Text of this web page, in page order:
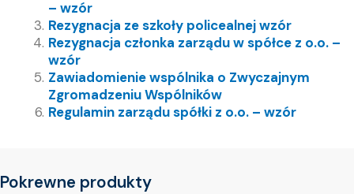
– wzór
Rezygnacja ze szkoły policealnej wzór
Rezygnacja członka zarządu w spółce z o.o. –
wzór
Zawiadomienie wspólnika o Zwyczajnym
Zgromadzeniu Wspólników
Regulamin zarządu spółki z o.o. – wzór
Pokrewne produkty